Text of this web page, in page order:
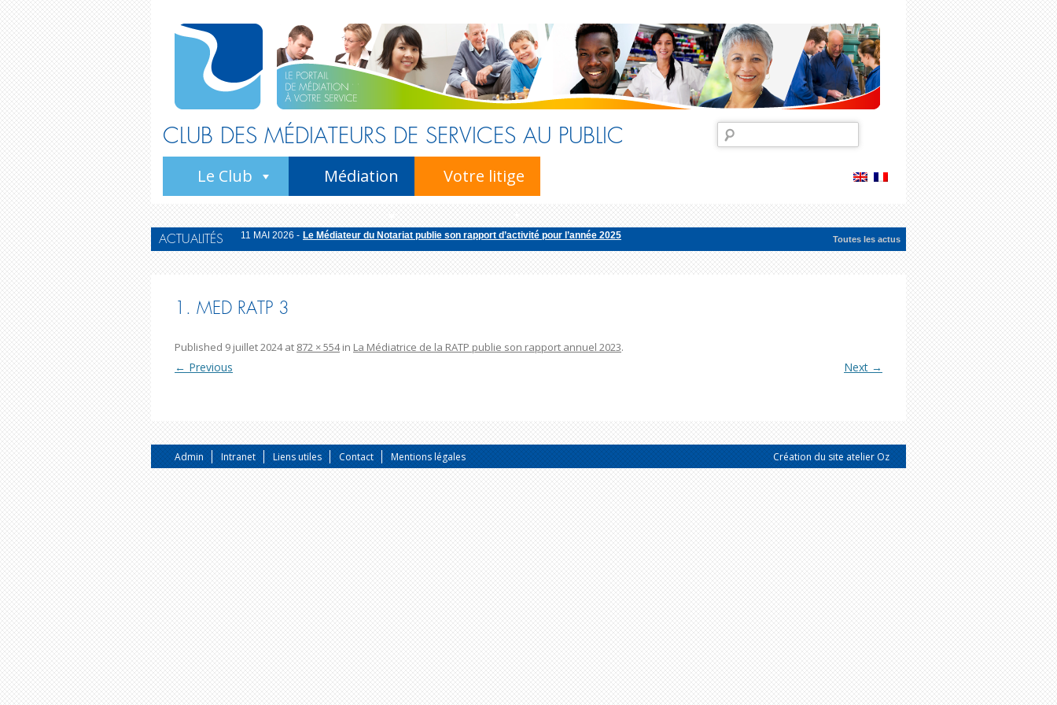
CLUB DES MÉDIATEURS DE SERVICES AU PUBLIC Rechercher :
Skip to content
Le Club Médiation Votre litige
ACTUALITÉS Toutes les actus
1. MED RATP 3
Published 9 juillet 2024at 872 × 554in La Médiatrice de la RATP publie son rapport annuel 2023.
← Previous Next →
Admin Intranet Liens utiles Contact Mentions légales Création du site atelier Oz